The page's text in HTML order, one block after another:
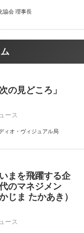
協会 理事長
の見どころ」
ース
ィオ・ヴィジュアル局
まを飛躍する企
のマネジメン
じま たかあき）
ース